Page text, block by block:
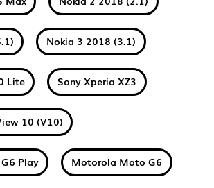
Nokia 3 2018 (3.1)
Lite Sony Xperia XZ3
10 (V10)
Play Motorola Moto G6